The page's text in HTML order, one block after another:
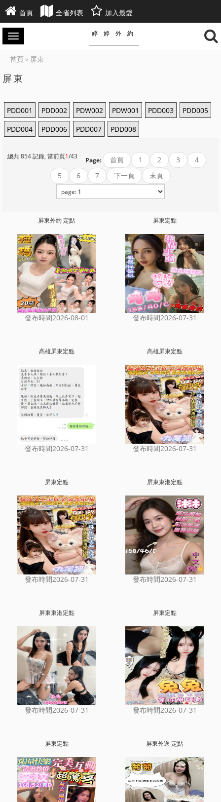
首頁 全省列表 加入最愛
婷婷外約
首頁> 屏東
屏東
PDD001 PDD002 PDW002 PDW001 PDD003
PDD005
PDD004
PDD006 PDD007 PDD008
Page:
總共 854 記錄, 當前頁1/43 首頁 1 2 3
4
5
6 7 下一頁 末頁
屏東外約 定點
發布時間2026-08-01
屏東定點
發布時間2026-07-31
高雄屏東定點
發布時間2026-07-31
高雄屏東定點
發布時間2026-07-31
屏東定點
發布時間2026-07-31
屏東東港定點
發布時間2026-07-31
屏東東港定點
發布時間2026-07-31
屏東定點
發布時間2026-07-31
屏東定點 屏東外送 定點